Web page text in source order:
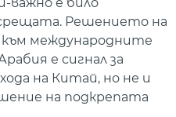
Решението на
към международните
е сигнал за
на Китай, но не и
на подкрепата